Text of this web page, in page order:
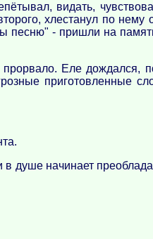
видать,
хлестанул по нему
песню" - пришли на
Еле дождался,
приготовленные
душе начинает